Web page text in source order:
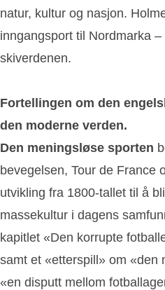
natur, kultur og nasjon.
inngangsport til Nordmarka
skiverdenen.
Fortellingen om den
den moderne verden.
Den meningsløse sporten
bevegelsen, Tour de France
utvikling fra 1800-tallet til å
massekultur i dagens
kapitlet «Den korrupte
samt et «etterspill» om «den
«en disputt mellom